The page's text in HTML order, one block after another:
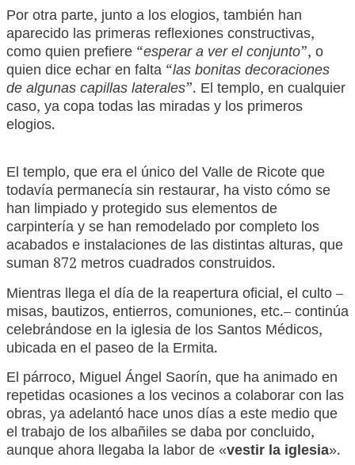
Por otra parte, junto a los elogios, también han
aparecido las primeras reflexiones constructivas,
como quien prefiere “esperar a ver el conjunto”, o
quien dice echar en falta “las bonitas decoraciones
de algunas capillas laterales”. El templo, en cualquier
caso, ya copa todas las miradas y los primeros
elogios.
El templo, que era el único del Valle de Ricote que
todavía permanecía sin restaurar, ha visto cómo se
han limpiado y protegido sus elementos de
carpintería y se han remodelado por completo los
acabados e instalaciones de las distintas alturas, que
suman 872 metros cuadrados construidos.
Mientras llega el día de la reapertura oficial, el culto –
misas, bautizos, entierros, comuniones, etc.– continúa
celebrándose en la iglesia de los Santos Médicos,
ubicada en el paseo de la Ermita.
El párroco, Miguel Ángel Saorín, que ha animado en
repetidas ocasiones a los vecinos a colaborar con las
obras, ya adelantó hace unos días a este medio que
el trabajo de los albañiles se daba por concluido,
aunque ahora llegaba la labor de «vestir la iglesia».